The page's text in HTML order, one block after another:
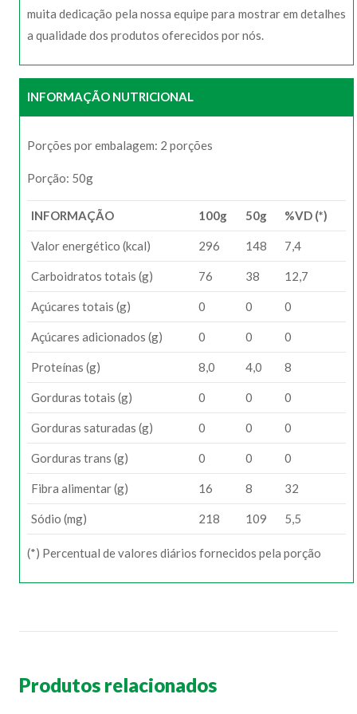
muita dedicação pela nossa equipe para mostrar em detalhes
a qualidade dos produtos oferecidos por nós.
INFORMAÇÃO NUTRICIONAL
Porções por embalagem: 2 porções
Porção: 50g
INFORMAÇÃO 100g 50g %VD (*)
Valor energético (kcal) 296 148 7,4
Carboidratos totais (g) 76 38 12,7
Açúcares totais (g) 0 0 0
Açúcares adicionados (g) 0 0 0
Proteínas (g) 8,0 4,0 8
Gorduras totais (g) 0 0 0
Gorduras saturadas (g) 0 0 0
Gorduras trans (g) 0 0 0
Fibra alimentar (g) 16 8 32
Sódio (mg) 218 109 5,5
(*) Percentual de valores diários fornecidos pela porção
Produtos relacionados